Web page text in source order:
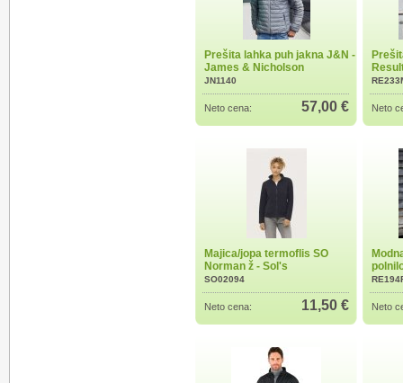
Prešita lahka puh jakna J&N -
James & Nicholson
JN1140
Neto cena: 57,00 € Neto
Majica/jopa termoflis SO
Norman ž - Sol's
SO02094
Neto cena: 11,50 € Neto